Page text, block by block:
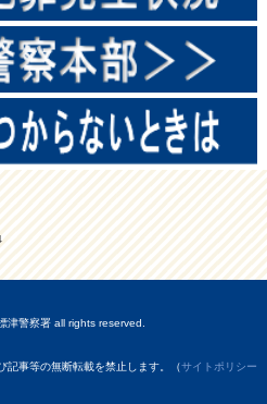
津警察署 all rights reserved.
記事等の無断転載を禁止します。（サイトポリシー